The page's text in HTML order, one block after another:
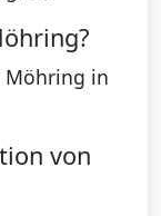
Möhring in
von